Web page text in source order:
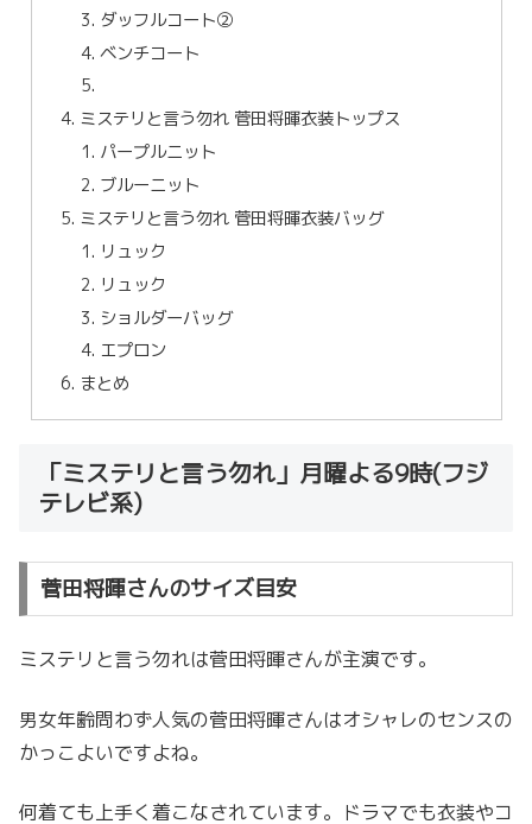
ダッフルコート②
ベンチコート
ミステリと言う勿れ 菅田将暉衣装トップス
パープルニット
ブルーニット
ミステリと言う勿れ 菅田将暉衣装バッグ
リュック
リュック
ショルダーバッグ
エプロン
まとめ
「ミステリと言う勿れ」月曜よる9時(フジ
テレビ系)
菅田将暉さんのサイズ目安
ミステリと言う勿れは菅田将暉さんが主演です。
男女年齢問わず人気の菅田将暉さんはオシャレのセンスの
かっこよいですよね。
何着ても上手く着こなされています。ドラマでも衣装やコ